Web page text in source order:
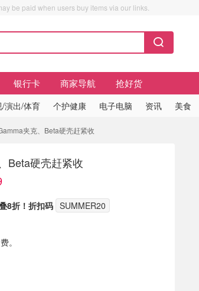
be paid when users buy items via our links.
银行卡 商家导航 抢好货
/演出/体育 个护健康 电子电脑 资讯 美食
夹克、Beta硬壳赶紧收
Beta硬壳赶紧收
8折！折扣码 SUMMER20
。